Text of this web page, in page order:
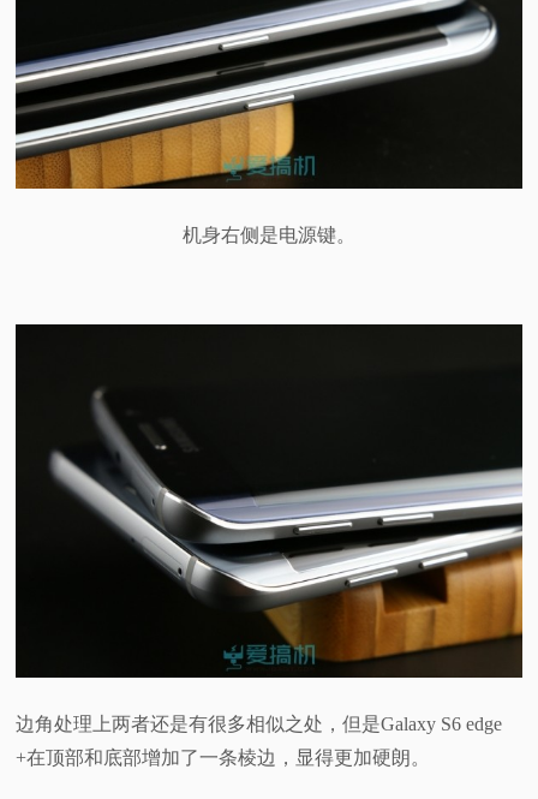
机身右侧是电源键。
边角处理上两者还是有很多相似之处，但是Galaxy S6 edge
+在顶部和底部增加了一条棱边，显得更加硬朗。